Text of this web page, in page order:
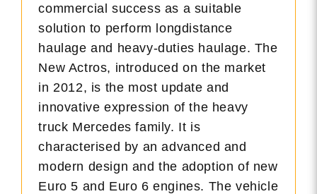
commercial success as a suitable
solution to perform longdistance
haulage and heavy-duties haulage. The
New Actros, introduced on the market
in 2012, is the most update and
innovative expression of the heavy
truck Mercedes family. It is
characterised by an advanced and
modern design and the adoption of new
Euro 5 and Euro 6 engines. The vehicle